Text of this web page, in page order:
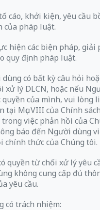
cáo, khởi kiện, yêu cầu
của pháp luật.
hiện các biện pháp, giải
quy định pháp luật.
có bất kỳ câu hỏi
xử lý DLCN, hoặc nếu
của mình, vui lòng
tại Mục VIII của Chính
việc phản hồi của
báo đến Người dùng
chính thức của Chúng tôi.
quyền từ chối xử lý yêu
không cung cấp đủ
yêu cầu.
có trách nhiệm: